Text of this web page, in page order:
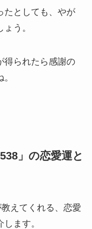
たとしても、やが
う。
得られたら感謝の
」の恋愛運と
えてくれる、恋愛
ます。